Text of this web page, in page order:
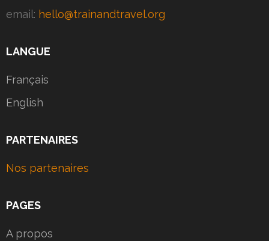
email: hello@trainandtravel.org
LANGUE
Français
English
PARTENAIRES
Nos partenaires
PAGES
A propos